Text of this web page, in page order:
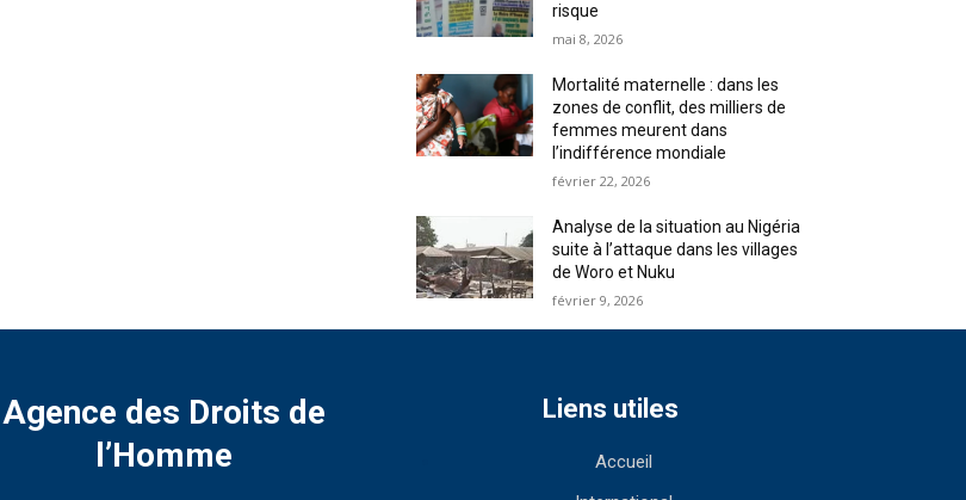
risque
mai 8, 2026
Mortalité maternelle : dans les
zones de conflit, des milliers de
femmes meurent dans
l’indifférence mondiale
février 22, 2026
Analyse de la situation au Nigéria
suite à l’attaque dans les villages
de Woro et Nuku
février 9, 2026
Agence des Droits de
l’Homme
Liens utiles
Accueil